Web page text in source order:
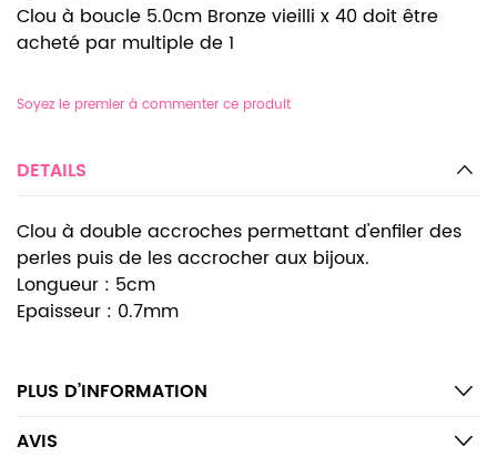
Clou à boucle 5.0cm Bronze vieilli x 40 doit être
acheté par multiple de 1
Soyez le premier à commenter ce produit
DETAILS
Clou à double accroches permettant d'enfiler des
perles puis de les accrocher aux bijoux.
Longueur : 5cm
Epaisseur : 0.7mm
PLUS D’INFORMATION
AVIS